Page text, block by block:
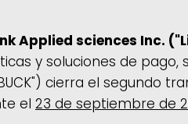
Applied sciences Inc.
y soluciones de pago,
cierra el segundo
el 23 de septiembre de